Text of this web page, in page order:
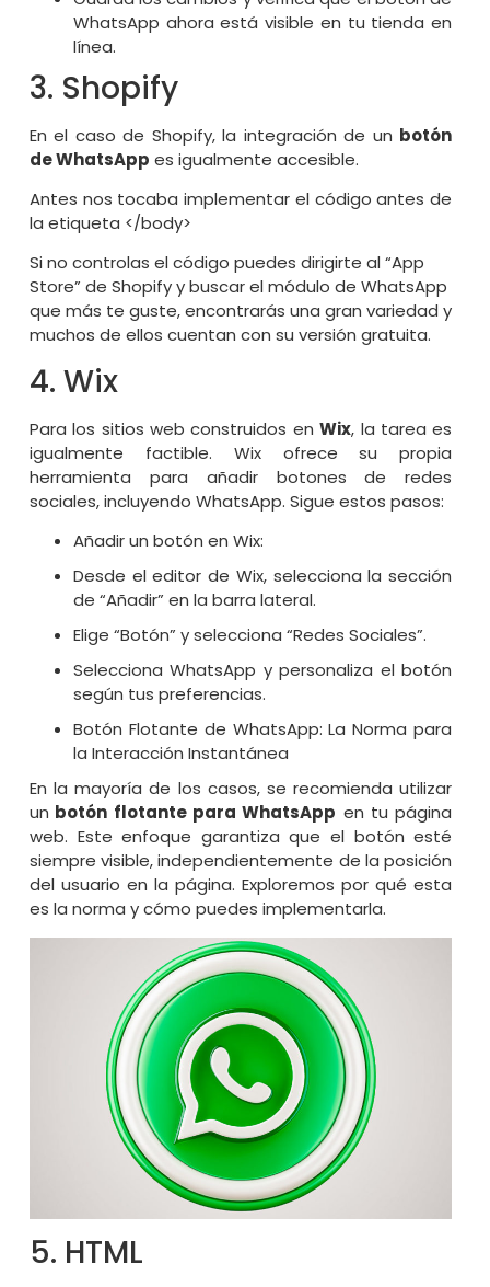
WhatsApp ahora está visible en tu tienda en
línea.
3. Shopify
En el caso de Shopify, la integración de un botón
de WhatsApp es igualmente accesible.
Antes nos tocaba implementar el código antes de
la etiqueta </body>
Si no controlas el código puedes dirigirte al “App
Store” de Shopify y buscar el módulo de WhatsApp
que más te guste, encontrarás una gran variedad y
muchos de ellos cuentan con su versión gratuita.
4. Wix
Para los sitios web construidos enWix, la tarea es
igualmente factible. Wix ofrece su propia
herramienta para añadir botones de redes
sociales, incluyendo WhatsApp. Sigue estos pasos:
Añadir un botón en Wix:
Desde el editor de Wix, selecciona la sección
de “Añadir” en la barra lateral.
Elige “Botón” y selecciona “Redes Sociales”.
Selecciona WhatsApp y personaliza el botón
según tus preferencias.
Botón Flotante de WhatsApp: La Norma para
la Interacción Instantánea
En la mayoría de los casos, se recomienda utilizar
un botón flotante para WhatsApp en tu página
web. Este enfoque garantiza que el botón esté
siempre visible, independientemente de la posición
del usuario en la página. Exploremos por qué esta
es la norma y cómo puedes implementarla.
5. HTML